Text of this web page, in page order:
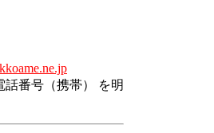
番号（携帯） を明